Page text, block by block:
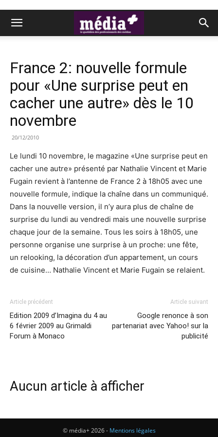
France 2: nouvelle formule
pour «Une surprise peut en
cacher une autre» dès le 10
novembre
20/12/2010
Le lundi 10 novembre, le magazine «Une surprise peut en
cacher une autre» présenté par Nathalie Vincent et Marie
Fugain revient à l’antenne de France 2 à 18h05 avec une
nouvelle formule, indique la chaîne dans un communiqué.
Dans la nouvelle version, il n’y aura plus de chaîne de
surprise du lundi au vendredi mais une nouvelle surprise
chaque jour de la semaine. Tous les soirs à 18h05, une
personne organise une surprise à un proche: une fête,
un relooking, la décoration d’un appartement, un cours
de cuisine… Nathalie Vincent et Marie Fugain se relaient.
Article précédent
Edition 2009 d’Imagina du 4 au
6 février 2009 au Grimaldi
Forum à Monaco
Article suivant
Google renonce à son
partenariat avec Yahoo! sur la
publicité
Aucun article à afficher
© média+ 2026 - Mentions légales